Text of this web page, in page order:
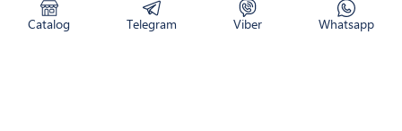
Catalog Telegram Viber Whatsapp